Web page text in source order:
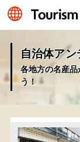
自治体ア
各地方の名産
う！